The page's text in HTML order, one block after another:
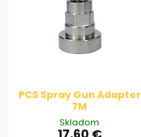
PCS Spray Gun Adapter
7M
Skladom
17,60 €